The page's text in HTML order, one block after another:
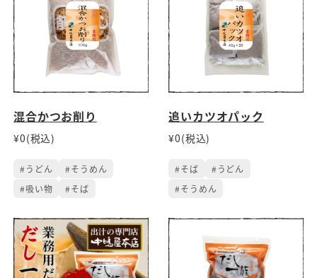
混合かつお削り
¥0(税込)
#うどん
#そうめん
#吸い物
#そば
追いカツオパック
¥0(税込)
#そば
#うどん
#そうめん